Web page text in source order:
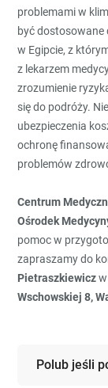
problemami w
być
w Egipcie, z
z lekarzem
zrozumienie
się do podróży.
ubezpieczenia
ochronę
problemów
Centrum
Ośrodek
pomoc w
zapraszamy do
Pietraszkiewicz
Wschowskiej 8,
Polub jeśli